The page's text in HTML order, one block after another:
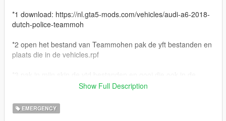
*1 download: https://nl.gta5-mods.com/vehicles/audi-a6-2018-
dutch-police-teammoh
*2 open het bestand van Teammohen pak de yft bestanden en
plaats die in de vehicles.rpf
*4 in het andere mapje van stap 2 doe je de ELS files (XML
files) in het mapje ELS/pack_default !! IN JE STANDAARD GTA
Show Full Description
EMERGENCY